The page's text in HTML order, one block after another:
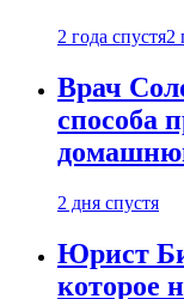
2 года спустя2
Врач
способа
2 дня спустя
Юрист
которое